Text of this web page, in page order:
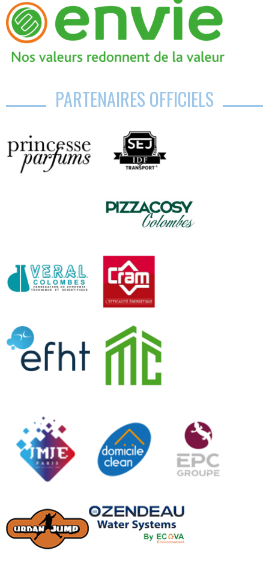
PARTENAIRES OFFICIELS